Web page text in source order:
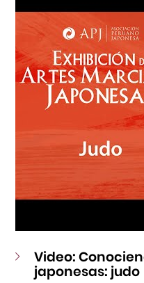
Teatro Peruano
Video:
japonesas: judo